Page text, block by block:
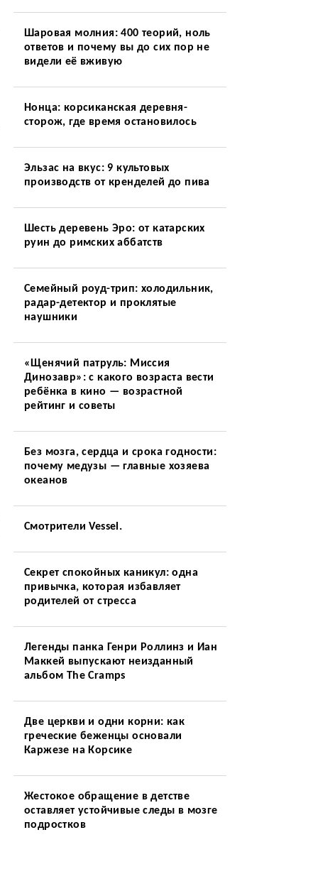
Шаровая молния: 400 теорий, ноль
ответов и почему вы до сих пор не
видели её вживую
Нонца: корсиканская деревня-
сторож, где время остановилось
Эльзас на вкус: 9 культовых
производств от кренделей до пива
Шесть деревень Эро: от катарских
руин до римских аббатств
Семейный роуд-трип: холодильник,
радар-детектор и проклятые
наушники
«Щенячий патруль: Миссия
Динозавр»: с какого возраста вести
ребёнка в кино — возрастной
рейтинг и советы
Без мозга, сердца и срока годности:
почему медузы — главные хозяева
океанов
Смотрители Vessel.
Секрет спокойных каникул: одна
привычка, которая избавляет
родителей от стресса
Легенды панка Генри Роллинз и Иан
Маккей выпускают неизданный
альбом The Cramps
Две церкви и одни корни: как
греческие беженцы основали
Каржезе на Корсике
Жестокое обращение в детстве
оставляет устойчивые следы в мозге
подростков